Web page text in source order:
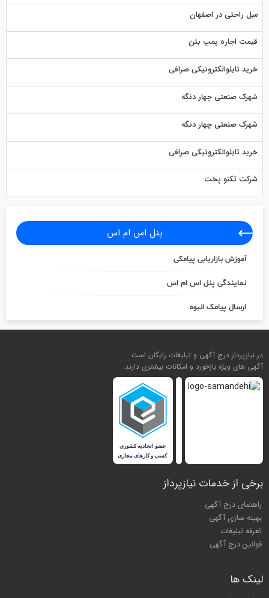
مبل راحتی در اصفهان
قیمت اجاره پمپ بتن
خرید تابلوالکترونیکی صرافی
شهرک صنعتی چهار دنگه
شهرک صنعتی چهار دنگه
خرید تابلوالکترونیکی صرافی
شرکت تکنو پخت
پنل اس ام اس
آموزش بازاریابی پیامکی
نمایندگی پنل اس ام اس
ارسال پیامک انبوه
در نیازپرداز درج آگهی و تبلیغات رایگان است
آگهی های ویژه بازخورد و امکانات بیشتری دارند.
برخی از خدمات نیازپرداز
راهنمای درج آگهی
بهینه سازی آگهی
تعرفه تبلیغات
قوانین درج آگهی
لینک ها